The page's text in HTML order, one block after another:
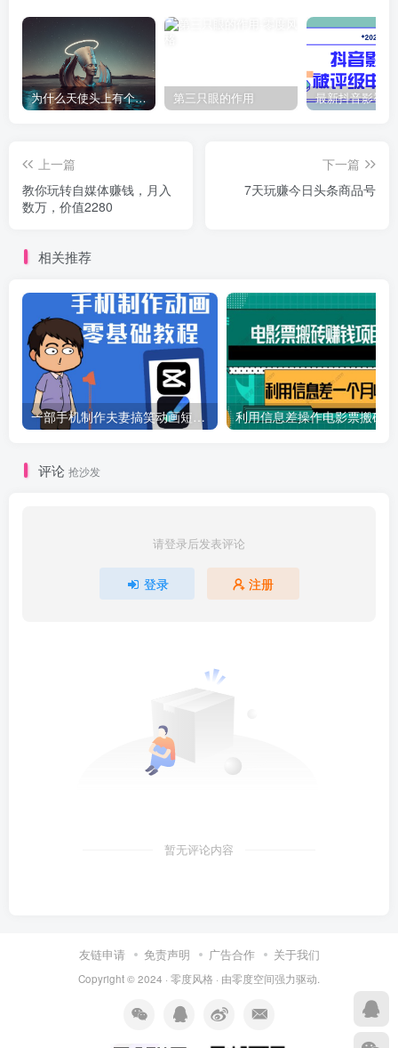
为什么天使头上有个圈？ 第三只眼的作用
上一篇
教你玩转自媒体赚钱，月入
数万，价值2280
下一篇
7天玩赚今日头条商品号
相关推荐
一部手机制作夫妻搞笑动画短视频教程，零基础也能快速上手
评论 抢沙发
请登录后发表评论
登录 注册
暂无评论内容
友链申请 免责声明 广告合作 关于我们
Copyright © 2024 · 零度风格 · 由零度空间强力驱动.